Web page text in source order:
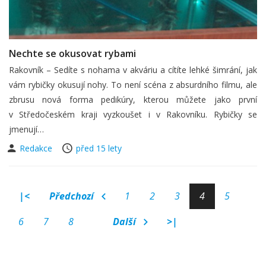
Nechte se okusovat rybami
Rakovník – Sedíte s nohama v akváriu a cítíte lehké šimrání, jak
vám rybičky okusují nohy. To není scéna z absurdního filmu, ale
zbrusu nová forma pedikúry, kterou můžete jako první
v Středočeském kraji vyzkoušet i v Rakovníku. Rybičky se
jmenují…
Redakce
před 15 lety
|< Předchozí 1 2 3 4
5
6
7 8 Další >|